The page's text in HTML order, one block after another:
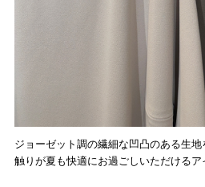
ジョーゼット調の繊細な凹凸のある生
触りが夏も快適にお過ごしいただけるア